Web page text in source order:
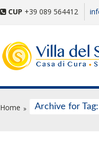
CUP +39 089 564412
Home Archive for